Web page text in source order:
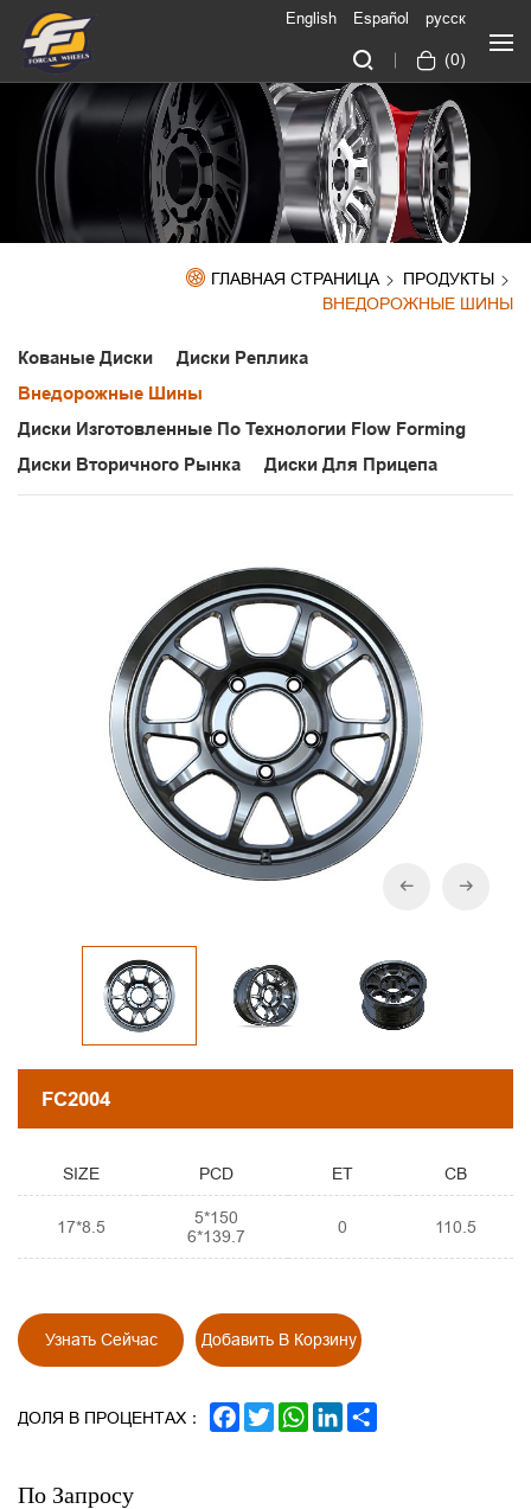
(0)
English Español русск
ГЛАВНАЯ СТРАНИЦА
ПРОДУКТЫ
ВНЕДОРОЖНЫЕ ШИНЫ
Кованые Диски
Диски Реплика
Внедорожные Шины
Диски Изготовленные По Технологии Flow Forming
Диски Вторичного Рынка
Диски Для Прицепа
FC2004
SIZE PCD ET CB
17*8.5
5*150
6*139.7
0 110.5
Узнать Сейчас Добавить В Корзину
ДОЛЯ В ПРОЦЕНТАХ： FACEBOOK
TWITTERWHATSAPP
LINKEDIN
По Запросу